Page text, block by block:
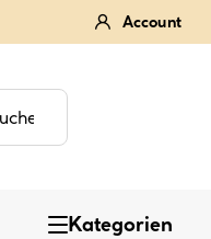
Account
Kategorien